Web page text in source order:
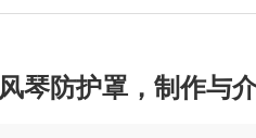
风琴防护罩，制作与